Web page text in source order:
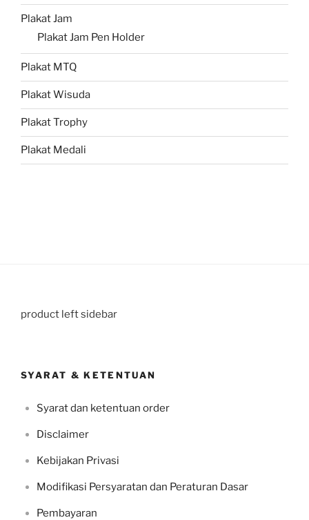
Plakat Jam
Plakat Jam Pen Holder
Plakat MTQ
Plakat Wisuda
Plakat Trophy
Plakat Medali
product left sidebar
SYARAT & KETENTUAN
Syarat dan ketentuan order
Disclaimer
Kebijakan Privasi
Modifikasi Persyaratan dan Peraturan Dasar
Pembayaran